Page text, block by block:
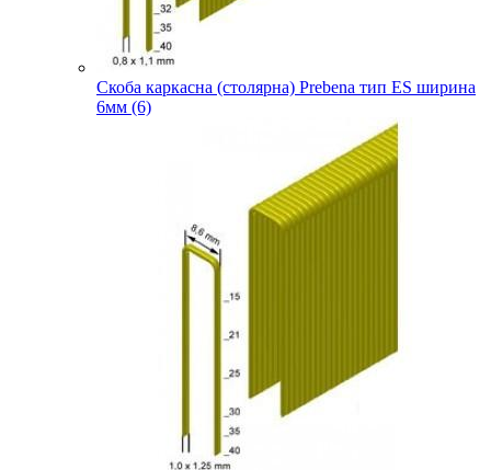
Скоба каркасна (столярна) Prebena тип ES ширина
6мм (6)